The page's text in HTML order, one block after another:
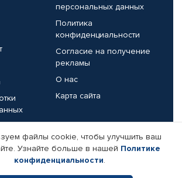
персональных данных
Политика
конфиденциальности
Согласие на получение
рекламы
О нас
Карта сайта
Реквизиты компании
файлы cookie, чтобы улучшить ваш
Узнайте больше в нашей Политике
конфиденциальности.